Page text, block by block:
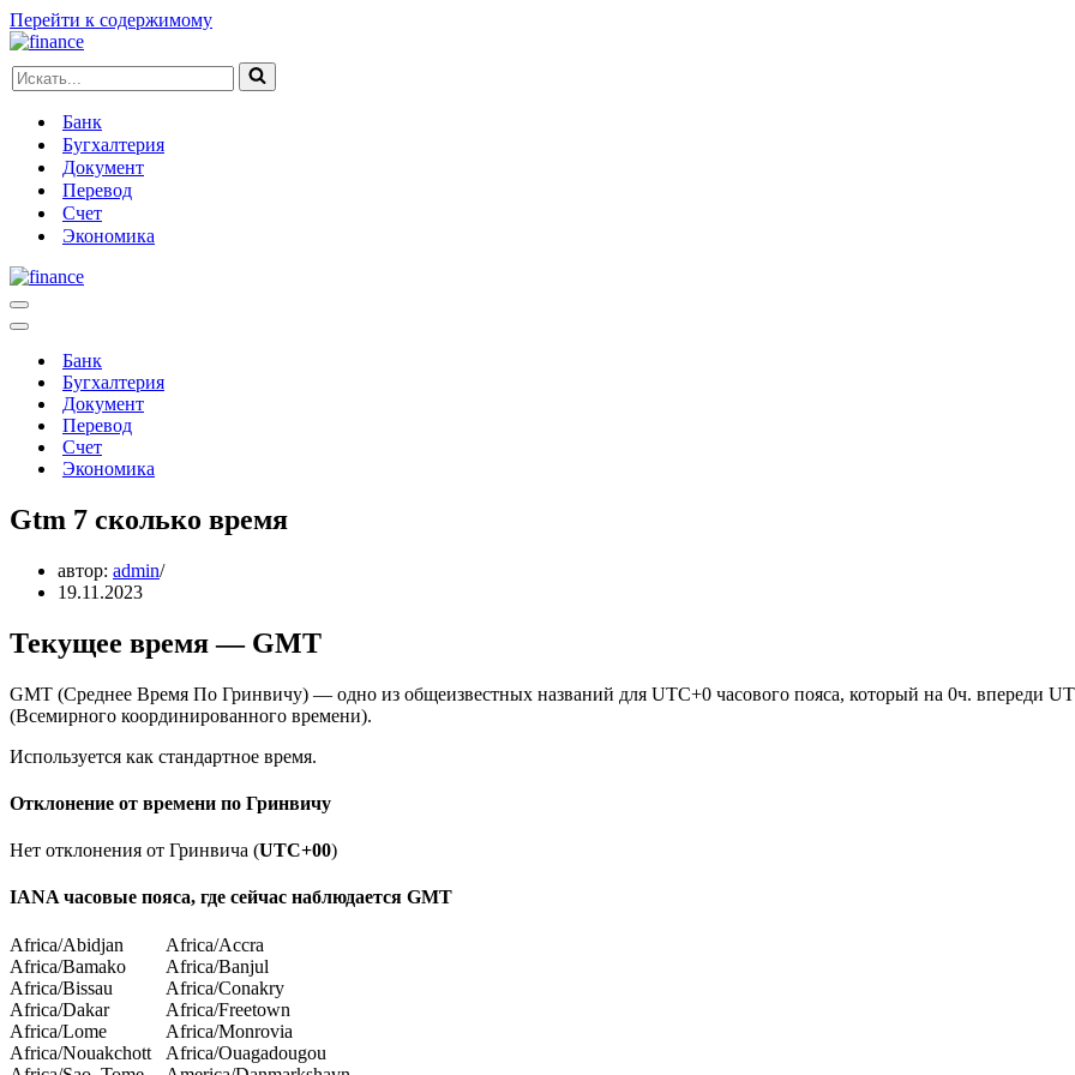
Перейти к содержимому
Искать...
Банк
Бугхалтерия
Документ
Перевод
Счет
Экономика
Меню
навигации
Меню
навигацииБанк
Бугхалтерия
Документ
Перевод
Счет
Экономика
Gtm 7 сколько время
автор: admin
19.11.2023
Текущее время — GMT
GMT (Среднее Время По Гринвичу) — одно из общеизвестных названий для UTC+0 часового пояса, который на 0ч. впереди
(Всемирного координированного времени).
Используется как стандартное время.
Отклонение от времени по Гринвичу
Нет отклонения от Гринвича (UTC+00)
IANA часовые пояса, где сейчас наблюдается GMT
Africa/Abidjan
Africa/Accra
Africa/Bamako
Africa/Banjul
Africa/Bissau
Africa/Conakry
Africa/Dakar
Africa/Freetown
Africa/Lome
Africa/Monrovia
Africa/Nouakchott
Africa/Ouagadougou